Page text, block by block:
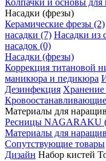
Колпачки и основы для
Насадки (фрезы)
Керамические фрезы (2)
насадки (7) Насадки из
насадок (0)
Насадки (фрезы)
Коррекция титановой
маникюра и педикюра
Дезинфекция Хранение
Материалы для
Ресницы NAGARAKU
Материалы для
Сопутствующие товары
Дизайн Набор кистей